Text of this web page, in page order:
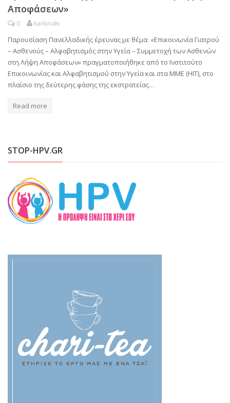
Αποφάσεων»
0 karkinaki
Παρουσίαση Πανελλαδικής έρευνας με θέμα: «Επικοινωνία Γιατρού
– Ασθενούς – Αλφαβητισμός στην Υγεία – Συμμετοχή των Ασθενών
στη Λήψη Αποφάσεων» πραγματοποιήθηκε από το Ινστιτούτο
Επικοινωνίας και Αλφαβητισμού στην Υγεία και στα ΜΜΕ (HIT), στο
πλαίσιο της δεύτερης φάσης της εκστρατείας…
Read more
STOP-HPV.GR